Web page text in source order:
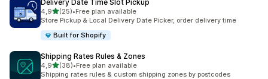
Delivery Date Time Slot Pickup
4,95 yıldız üzerinden
(25)
toplam 25 değerlendirme
•Free plan available
Store Pickup & Local Delivery Date Picker, order delivery time
Built for Shopify
Shipping Rates Rules & Zones
4,95 yıldız üzerinden
(38)
toplam 38 değerlendirme
•Free plan available
Shipping rates rules & custom shipping zones by postcodes